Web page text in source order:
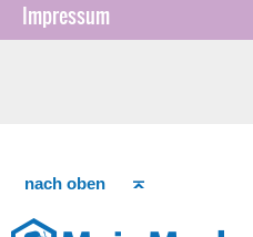
Impressum
nach oben